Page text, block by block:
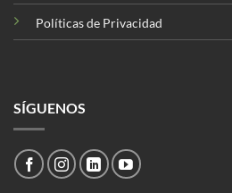
Políticas de Privacidad
SÍGUENOS